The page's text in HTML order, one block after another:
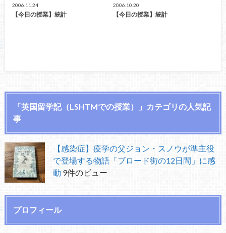
2006.11.24
【今日の授業】統計
2006.10.20
【今日の授業】統計
「英国留学記（LSHTMでの授業）」カテゴリの人気記
事
【感染症】疫学の父ジョン・スノウが準主役
で登場する物語「ブロード街の12日間」に感
動 9件のビュー
プロフィール